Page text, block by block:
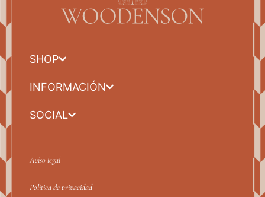
SHOP
INFORMACIÓN
SOCIAL
Aviso legal
Política de privacidad